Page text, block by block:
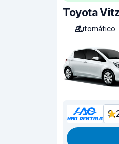
Toyota
Automático